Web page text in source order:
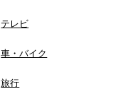
テレビ
車・バイク
旅行